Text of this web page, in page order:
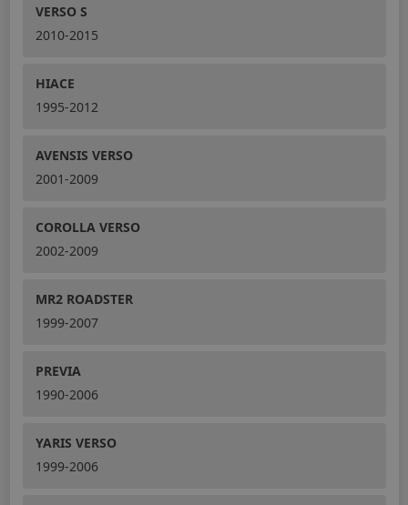
VERSO S
2010-2015
HIACE
1995-2012
AVENSIS VERSO
2001-2009
COROLLA VERSO
2002-2009
MR2 ROADSTER
1999-2007
PREVIA
1990-2006
YARIS VERSO
1999-2006